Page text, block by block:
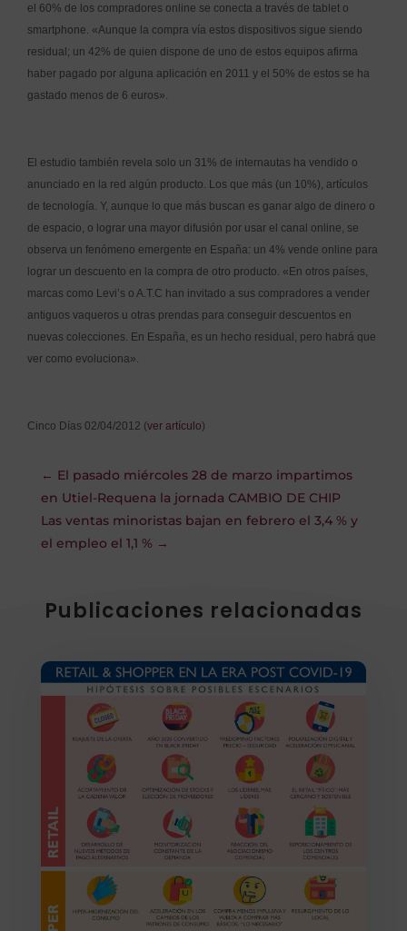
el 60% de los compradores online se conecta a través de tablet o
smartphone. «Aunque la compra vía estos dispositivos sigue siendo
residual; un 42% de quien dispone de uno de estos equipos afirma
haber pagado por alguna aplicación en 2011 y el 50% de estos se ha
gastado menos de 6 euros».
El estudio también revela solo un 31% de internautas ha vendido o
anunciado en la red algún producto. Los que más (un 10%), artículos
de tecnología. Y, aunque lo que más buscan es ganar algo de dinero o
de espacio, o lograr una mayor difusión por usar el canal online, se
observa un fenómeno emergente en España: un 4% vende online para
lograr un descuento en la compra de otro producto. «En otros países,
marcas como Levi’s o A.T.C han invitado a sus compradores a vender
antiguos vaqueros u otras prendas para conseguir descuentos en
nuevas colecciones. En España, es un hecho residual, pero habrá que
ver como evoluciona».
Cinco Días 02/04/2012 (ver artículo)
← El pasado miércoles 28 de marzo impartimos
en Utiel-Requena la jornada CAMBIO DE CHIP
Las ventas minoristas bajan en febrero el 3,4 % y
el empleo el 1,1 % →
Publicaciones relacionadas